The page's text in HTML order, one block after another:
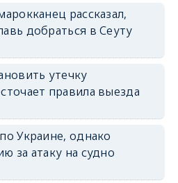
рассказал,
добраться в Сеуту
утечку
правила выезда
Украине, однако
за атаку на судно